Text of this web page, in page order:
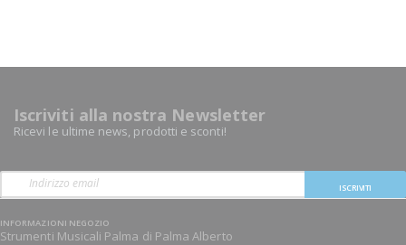
Iscriviti alla nostra Newsletter
Ricevi le ultime news, prodotti e sconti!
ISCRIVITI
INFORMAZIONI NEGOZIO
Strumenti Musicali Palma di Palma Alberto